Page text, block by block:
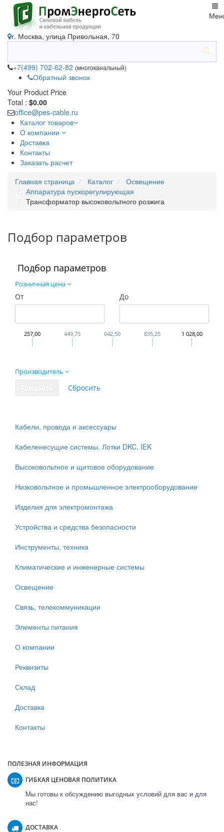
г. Москва, улица Привольная, 70
+7(499) 702-62-82 (многоканальный)
Обратный звонок
Your Product Price
Total : $0.00
office@pes-cable.ru
Каталог товаров
О компании
Доставка
Контакты
Заказать расчет
Главная страница Каталог
Освещение
Аппаратура пускорегулирующая
Трансформатор высоковольтного розжига
Подбор параметров
Подбор параметров
Розничная цена
От До
257,00 449,75 642,50 835,25 1 028,00
Производитель
Кабели, провода и аксессуары
Кабеленесущие системы. Лотки DKC, IEK
Высоковольтное и щитовое оборудование
Низковольтное и промышленное электрооборудование
Изделия для электромонтажа
Устройства и средства безопасности
Инструменты, техника
Климатические и инженерные системы
Освещение
Связь, телекоммуникации
Элементы питания
О компании
Реквизиты
Склад
Доставка
Контакты
ПОЛЕЗНАЯ ИНФОРМАЦИЯ
ГИБКАЯ ЦЕНОВАЯ ПОЛИТИКА
Мы готовы к обсуждению выгодных условий для вас и для
нас!
ДОСТАВКА